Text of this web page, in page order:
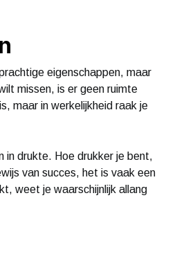
eigenschappen, maar
missen, is er geen ruimte
maar in werkelijkheid raak je
in drukte. Hoe drukker je bent,
van succes, het is vaak een
weet je waarschijnlijk allang